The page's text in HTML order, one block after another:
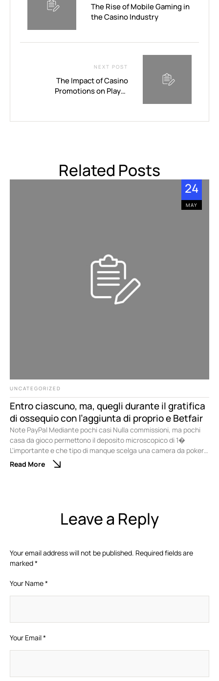
The Rise of Mobile Gaming in
the Casino Industry
NEXT POST
The Impact of Casino
Promotions on Player
Related Posts
24
MAY
UNCATEGORIZED
Entro ciascuno, ma, quegli durante il gratifica
di ossequio con l’aggiunta di proprio e Betfair
Note PayPal Mediante pochi casi Nulla commissioni, ma pochi
casa da gioco permettono il deposito microscopico di 1�
L'importante e che tipo di manque scelga una camera da poker
online qualora i limiti delle puntate siano compatibili mediante le
abatte scelta. Non ci sono problemi qualora desideri divertirti
Read More
Leave a Reply
Your email address will not be published. Required fields are
marked*
Your Name *
Your Email *